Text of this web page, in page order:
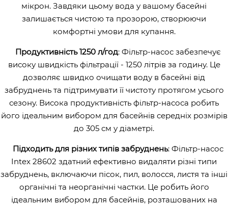
мікрон. Завдяки цьому вода у вашому басейні
залишається чистою та прозорою, створюючи
комфортні умови для купання.
Продуктивність 1250 л/год: Фільтр-насос забезпечує
високу швидкість фільтрації - 1250 літрів за годину. Це
дозволяє швидко очищати воду в басейні від
забруднень та підтримувати її чистоту протягом усього
сезону. Висока продуктивність фільтр-насоса робить
його ідеальним вибором для басейнів середніх розмірів
до 305 см у діаметрі.
Підходить для різних типів забруднень: Фільтр-насос
Intex 28602 здатний ефективно видаляти різні типи
забруднень, включаючи пісок, пил, волосся, листя та інші
органічні та неорганічні частки. Це робить його
ідеальним вибором для басейнів, розташованих на